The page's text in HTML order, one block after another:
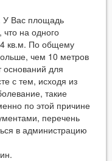
У Вас площадь
что на одного
кв.м. По общему
чем 10 метров
оснований для
с тем, исходя из
такие
по этой причине
перечень
в администрацию